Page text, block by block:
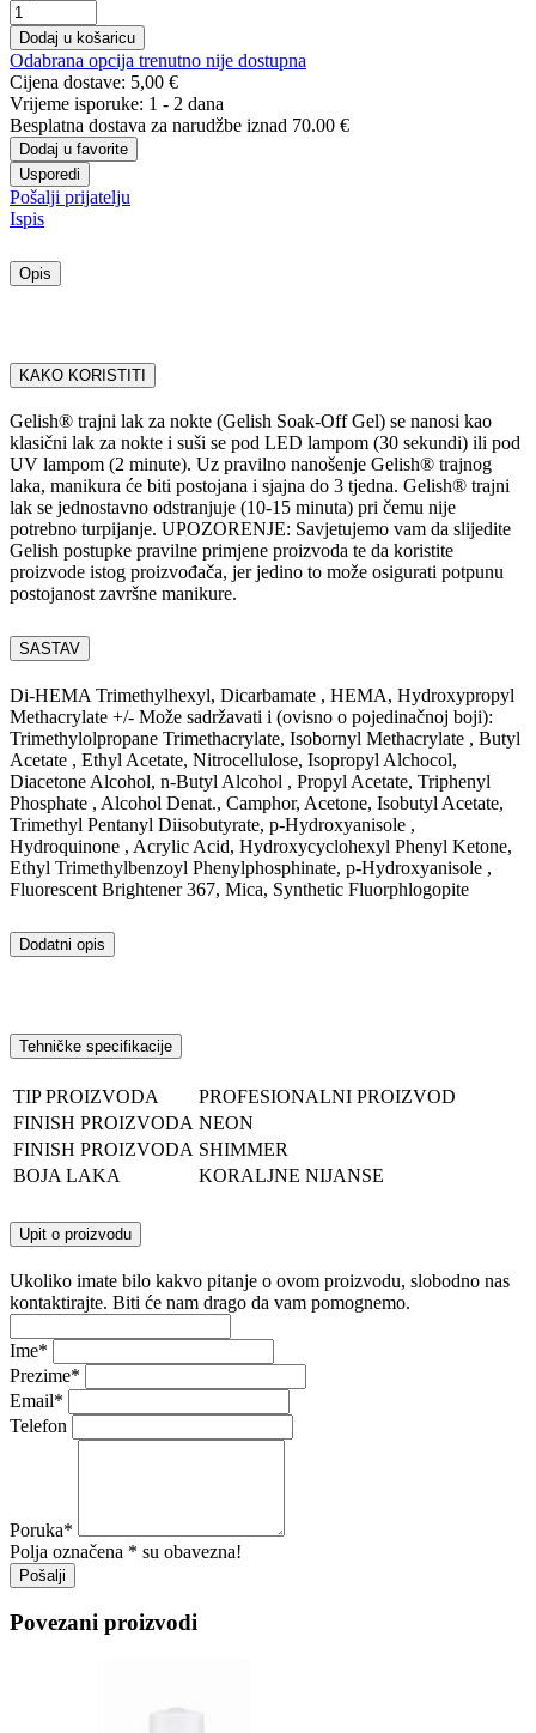
Dodaj u košaricu
Odabrana opcija trenutno nije dostupna
Cijena dostave: 5,00 €
Vrijeme isporuke: 1 - 2 dana
Besplatna dostava za narudžbe iznad 70.00 €
Dodaj u favorite
Usporedi
Pošalji prijatelju
Ispis
Opis
KAKO KORISTITI
Gelish® trajni lak za nokte (Gelish Soak-Off Gel) se nanosi kao
klasični lak za nokte i suši se pod LED lampom (30 sekundi) ili pod
UV lampom (2 minute). Uz pravilno nanošenje Gelish® trajnog
laka, manikura će biti postojana i sjajna do 3 tjedna. Gelish® trajni
lak se jednostavno odstranjuje (10-15 minuta) pri čemu nije
potrebno turpijanje. UPOZORENJE: Savjetujemo vam da slijedite
Gelish postupke pravilne primjene proizvoda te da koristite
proizvode istog proizvođača, jer jedino to može osigurati potpunu
postojanost završne manikure.
SASTAV
Di-HEMA Trimethylhexyl, Dicarbamate , HEMA, Hydroxypropyl
Methacrylate +/- Može sadržavati i (ovisno o pojedinačnoj boji):
Trimethylolpropane Trimethacrylate, Isobornyl Methacrylate , Butyl
Acetate , Ethyl Acetate, Nitrocellulose, Isopropyl Alchocol,
Diacetone Alcohol, n-Butyl Alcohol , Propyl Acetate, Triphenyl
Phosphate , Alcohol Denat., Camphor, Acetone, Isobutyl Acetate,
Trimethyl Pentanyl Diisobutyrate, p-Hydroxyanisole ,
Hydroquinone , Acrylic Acid, Hydroxycyclohexyl Phenyl Ketone,
Ethyl Trimethylbenzoyl Phenylphosphinate, p-Hydroxyanisole ,
Fluorescent Brightener 367, Mica, Synthetic Fluorphlogopite
Dodatni opis
Tehničke specifikacije
TIP PROIZVODA
PROFESIONALNI PROIZVOD
FINISH PROIZVODA NEON
FINISH PROIZVODA SHIMMER
BOJA LAKA
KORALJNE NIJANSE
Upit o proizvodu
Ukoliko imate bilo kakvo pitanje o ovom proizvodu, slobodno nas
kontaktirajte. Biti će nam drago da vam pomognemo.
Ime*
Prezime*
Email*
Telefon
Poruka*
Polja označena * su obavezna!
Pošalji
Povezani proizvodi